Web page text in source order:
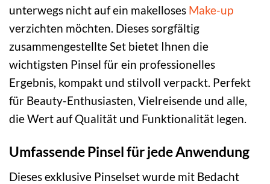
unterwegs nicht auf ein makelloses Make-up
verzichten möchten. Dieses sorgfältig
zusammengestellte Set bietet Ihnen die
wichtigsten Pinsel für ein professionelles
Ergebnis, kompakt und stilvoll verpackt. Perfekt
für Beauty-Enthusiasten, Vielreisende und alle,
die Wert auf Qualität und Funktionalität legen.
Umfassende Pinsel für jede Anwendung
Dieses exklusive Pinselset wurde mit Bedacht